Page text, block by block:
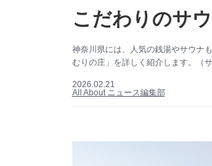
こだわりのサ
神奈川県には、人気の銭湯やサウナ
むりの庄」を詳しく紹介します。（
2026.02.21
All About ニュース編集部